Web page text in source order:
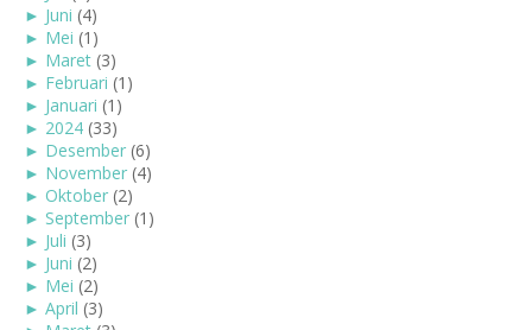
► Juni (4)
► Mei (1)
► Maret (3)
► Februari (1)
► Januari (1)
► 2024 (33)
► Desember (6)
► November (4)
► Oktober (2)
► September (1)
► Juli (3)
► Juni (2)
► Mei (2)
► April (3)